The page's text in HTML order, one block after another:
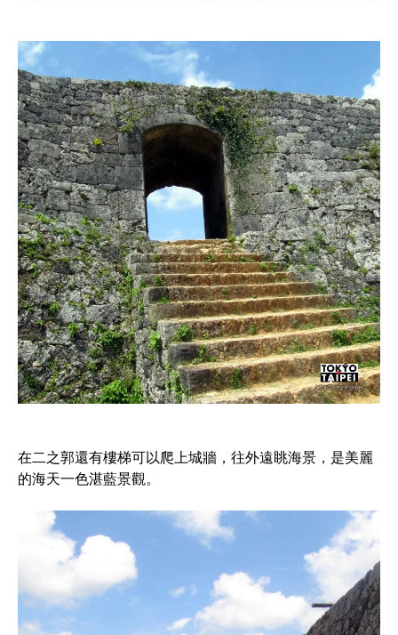
在二之郭還有樓梯可以爬上城牆，往外遠眺海景，是美麗
的海天一色湛藍景觀。